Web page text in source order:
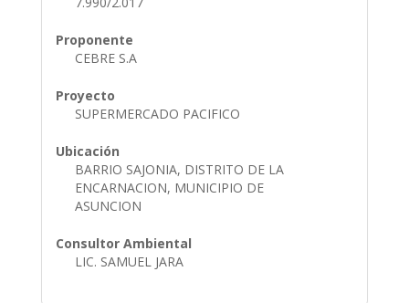
Proponente
CEBRE S.A
Proyecto
SUPERMERCADO PACIFICO
Ubicación
BARRIO SAJONIA, DISTRITO DE LA
ENCARNACION, MUNICIPIO DE
ASUNCION
Consultor Ambiental
LIC. SAMUEL JARA